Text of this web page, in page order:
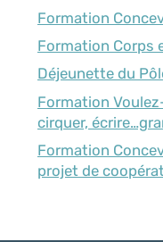
Formation
Formation Corps
Déjeunette du
Formation
cirquer,
Formation
projet de